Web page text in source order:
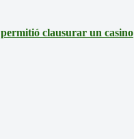
clausurar un casino